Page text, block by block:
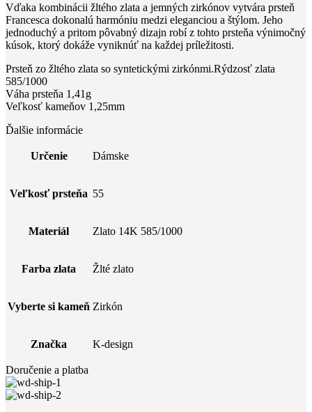
Vďaka kombinácii žltého zlata a jemných zirkónov vytvára prsteň
Francesca dokonalú harmóniu medzi eleganciou a štýlom. Jeho
jednoduchý a pritom pôvabný dizajn robí z tohto prsteňa výnimočný
kúsok, ktorý dokáže vyniknúť na každej príležitosti.
Prsteň zo žltého zlata so syntetickými zirkónmi.Rýdzosť zlata
585/1000
Váha prsteňa 1,41g
Veľkosť kameňov 1,25mm
Ďalšie informácie
Určenie Dámske
Veľkosť prsteňa 55
Materiál Zlato 14K 585/1000
Farba zlata Žlté zlato
Vyberte si kameň Zirkón
Značka K-design
Doručenie a platba